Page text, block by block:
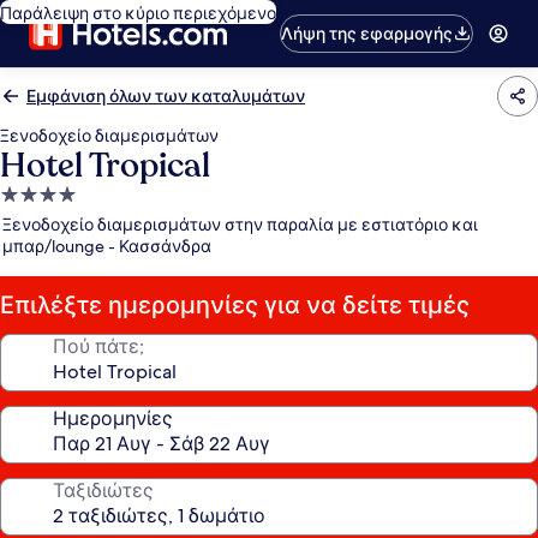
Παράλειψη στο κύριο περιεχόμενο
Λήψη της εφαρμογής
Εμφάνιση όλων των καταλυμάτων
Ξενοδοχείο διαμερισμάτων
Hotel Tropical
Κατάλυμα
με
4.0
αστέρια
Ξενοδοχείο διαμερισμάτων στην παραλία με εστιατόριο και
μπαρ/lounge - Κασσάνδρα
Επιλέξτε ημερομηνίες για να δείτε τιμές
Πού πάτε;
Ημερομηνίες
Ταξιδιώτες